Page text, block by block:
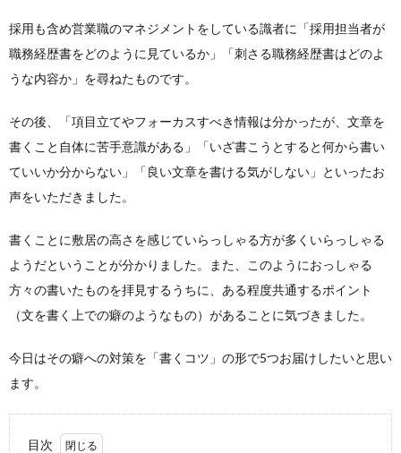
採用も含め営業職のマネジメントをしている識者に「採用担当者が
職務経歴書をどのように見ているか」「刺さる職務経歴書はどのよ
うな内容か」を尋ねたものです。
その後、「項目立てやフォーカスすべき情報は分かったが、文章を
書くこと自体に苦手意識がある」「いざ書こうとすると何から書い
ていいか分からない」「良い文章を書ける気がしない」といったお
声をいただきました。
書くことに敷居の高さを感じていらっしゃる方が多くいらっしゃる
ようだということが分かりました。また、このようにおっしゃる
方々の書いたものを拝見するうちに、ある程度共通するポイント
（文を書く上での癖のようなもの）があることに気づきました。
今日はその癖への対策を「書くコツ」の形で5つお届けしたいと思い
ます。
目次